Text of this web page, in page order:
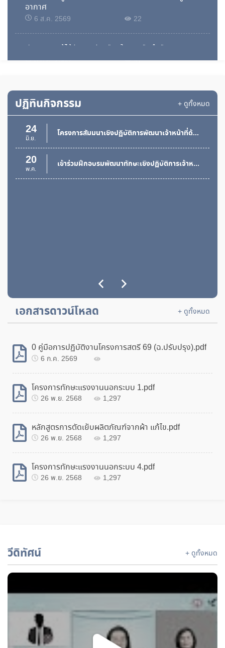
อากาศ
6 ส.ค. 2569 22
ประกาศผลผู้ได้รับการคัดเลือกในงานซื้อน้ำดื่ม
6 ส.ค. 2569 41
ใบสั่งจ้างเลขที่ 336/2569
6 ส.ค. 2569
ประกาศผลผู้ได้รับการคัดเลือกในงานซื้อน้ำดื่ม
6 ส.ค. 2569
ใบสั่งจ้างเลขที่ 337/2569
ปฏิทินกิจกรรม + ดูทั้งหมด
24
มิ.ย. โครงการสัมมนาเชิงปฏิบัติการพัฒนาเจ้าหน้าที่ด้านการสร้างมูลค่าเพิ่มและการใช้เทคโนโลยีดิจิทัลเพื่อสนับสนุนการฝึกอบรม
20
พ.ค. เข้าร่วมฝึกอบรมพัฒนาทักษะเชิงปฏิบัติการเจ้าหน้าที่ฝึกอบรมด้านการพัฒนาทักษะการเป็นผู้ประกอบกิจการมืออาชีพ ระดับ 2 ทักษะการสร้างสือวิดีโอด้วย AI และแนวทางการเข้าถึงแหล่งเงินทุนเพื่อแก้ไขปัญหาหนี้นอกระบบ
เอกสารดาวน์โหลด + ดูทั้งหมด
0 คู่มือการปฏิบัติงานโครงการสตรี 69 (ฉ.ปรับปรุง).pdf
6 ก.ค. 2569
โครงการทักษะแรงงานนอกระบบ 1.pdf
26 พ.ย. 2568 1,297
หลักสูตรการตัดเย็บผลิตภัณฑ์จากผ้า แก้ไข.pdf
26 พ.ย. 2568 1,297
โครงการทักษะแรงงานนอกระบบ 4.pdf
26 พ.ย. 2568 1,297
วีดิทัศน์ + ดูทั้งหมด